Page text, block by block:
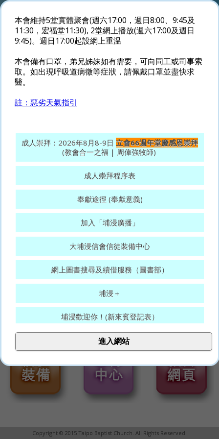
Copyright © 2015 Taipo Baptist Church. All Rights Reserved.
本會維持5堂實體聚會(週六17:00，週日8:00、9:45及
11:30，宏福堂11:30), 2堂網上播放(週六17:00及週日
9:45)。週日17:00起設網上重温
本會備有口罩，弟兄姊妹如有需要，可向同工或司事索
取。如出現呼吸道病徵等症狀，請佩戴口罩並盡快求
醫。
註：惡劣天氣指引
成人崇拜：2026年8月8-9日 立會66週年堂慶感恩崇拜
(教會合一之福 | 周偉強牧師)
成人崇拜程序表
奉獻途徑 (奉獻意義)
加入「埔浸廣播」
大埔浸信會信徒裝備中心
網上圖書搜尋及續借服務（圖書部）
埔浸＋
埔浸歡迎你！(新來賓登記表）
大埔浸信會代禱表
願賜平安的神，常和你們眾人同在。(羅15:33)
進入網站